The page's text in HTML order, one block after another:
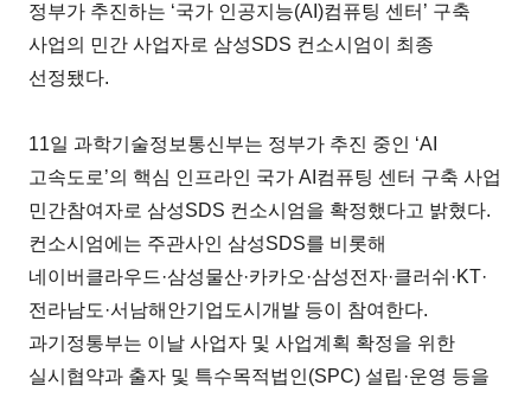
정부가 추진하는 ‘국가 인공지능(AI)컴퓨팅 센터’ 구축
사업의 민간 사업자로 삼성SDS 컨소시엄이 최종
선정됐다.
11일 과학기술정보통신부는 정부가 추진 중인 ‘AI
고속도로’의 핵심 인프라인 국가 AI컴퓨팅 센터 구축 사업
민간참여자로 삼성SDS 컨소시엄을 확정했다고 밝혔다.
컨소시엄에는 주관사인 삼성SDS를 비롯해
네이버클라우드·삼성물산·카카오·삼성전자·클러쉬·KT·
전라남도·서남해안기업도시개발 등이 참여한다.
과기정통부는 이날 사업자 및 사업계획 확정을 위한
실시협약과 출자 및 특수목적법인(SPC) 설립·운영 등을